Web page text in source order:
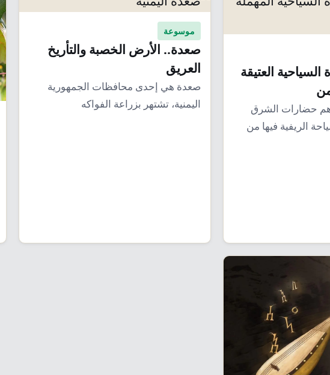
العتيقة
حضارات الشرق
الريفية فيها من
موسوعة
صعدة.. الأرض الخصبة والتأريخ
العريق
صعدة هي إحدى محافظات الجمهورية
اليمنية، تشتهر بزراعة الفواكه